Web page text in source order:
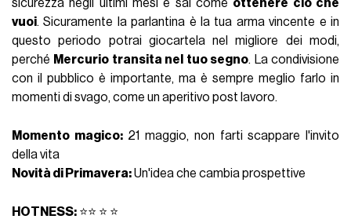
sicurezza negli ultimi mesi e sai come ottenere ciò che
vuoi. Sicuramente la parlantina è la tua arma vincente e in
questo periodo potrai giocartela nel migliore dei modi,
perché Mercurio transita nel tuo segno. La condivisione
con il pubblico è importante, ma è sempre meglio farlo in
momenti di svago, come un aperitivo post lavoro.
Momento magico:21 maggio, non farti scappare l'invito
della vita
Novità di Primavera:Un'idea che cambia prospettive
HOTNESS: ⭐⭐ ⭐ ⭐